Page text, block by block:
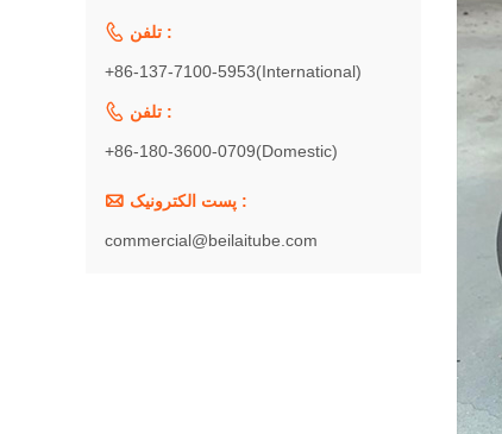
 تلفن :
+86-137-7100-5953(International)
 تلفن :
+86-180-3600-0709(Domestic)
 پست الکترونیک :
commercial@beilaitube.com